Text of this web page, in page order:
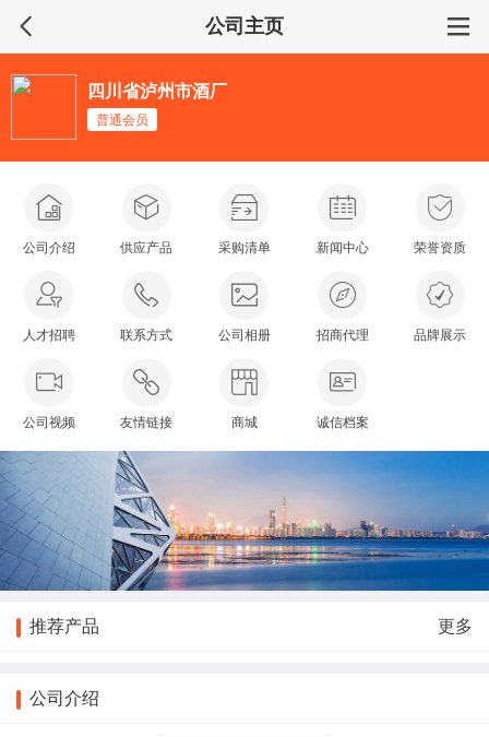
公司主页
四川省泸州市酒厂
普通会员
公司介绍 供应产品 采购清单 新闻中心 荣誉资质
人才招聘 联系方式 公司相册 招商代理 品牌展示
公司视频 友情链接 商城 诚信档案
推荐产品 更多
公司介绍